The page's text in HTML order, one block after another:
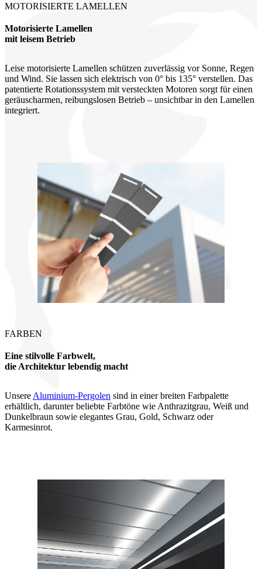
MOTORISIERTE LAMELLEN
Motorisierte Lamellen
mit leisem Betrieb
Leise motorisierte Lamellen schützen zuverlässig vor Sonne, Regen
und Wind. Sie lassen sich elektrisch von 0° bis 135° verstellen. Das
patentierte Rotationssystem mit versteckten Motoren sorgt für einen
geräuscharmen, reibungslosen Betrieb – unsichtbar in den Lamellen
integriert.
FARBEN
Eine stilvolle Farbwelt,
die Architektur lebendig macht
Unsere Aluminium-Pergolen sind in einer breiten Farbpalette
erhältlich, darunter beliebte Farbtöne wie Anthrazitgrau, Weiß und
Dunkelbraun sowie elegantes Grau, Gold, Schwarz oder
Karmesinrot.